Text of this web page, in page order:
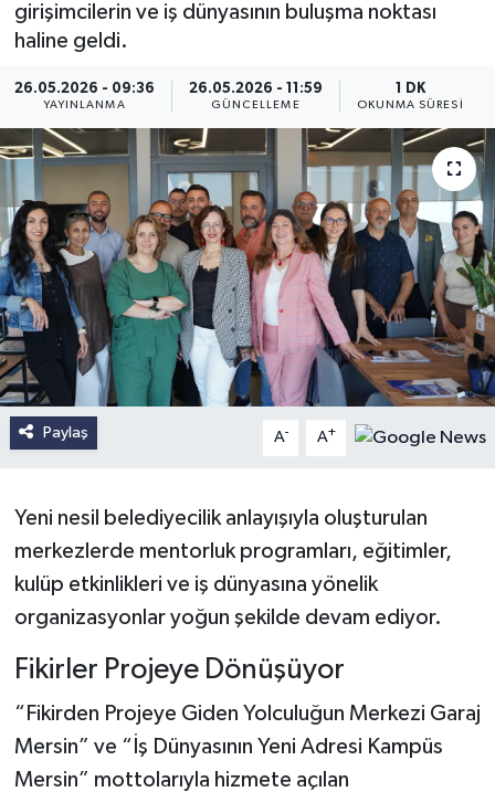
girişimcilerin ve iş dünyasının buluşma noktası
haline geldi.
26.05.2026 - 09:36
YAYINLANMA
26.05.2026 - 11:59
GÜNCELLEME
1 DK
OKUNMA SÜRESI
Paylaş A- A+
Yeni nesil belediyecilik anlayışıyla oluşturulan
merkezlerde mentorluk programları, eğitimler,
kulüp etkinlikleri ve iş dünyasına yönelik
organizasyonlar yoğun şekilde devam ediyor.
Fikirler Projeye Dönüşüyor
“Fikirden Projeye Giden Yolculuğun Merkezi Garaj
Mersin” ve “İş Dünyasının Yeni Adresi Kampüs
Mersin” mottolarıyla hizmete açılan